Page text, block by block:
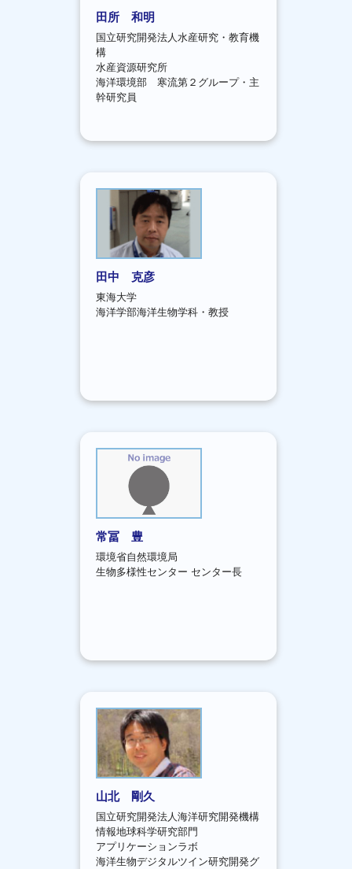
田所 和明
国立研究開発法人水産研究・教育機
構
水産資源研究所
海洋環境部 寒流第２グループ・主
幹研究員
田中 克彦
東海大学
海洋学部海洋生物学科・教授
常冨 豊
環境省自然環境局
生物多様性センター センター長
山北 剛久
国立研究開発法人海洋研究開発機構
情報地球科学研究部門
アプリケーションラボ
海洋生物デジタルツイン研究開発グ